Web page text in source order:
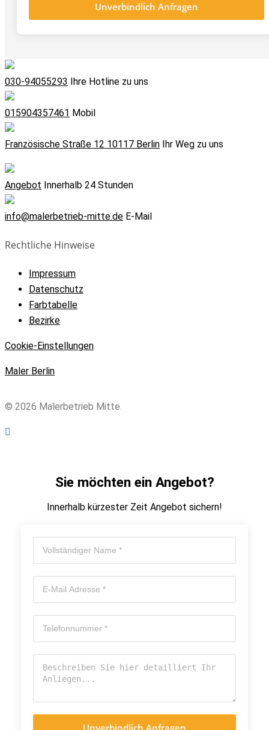
Unverbindlich Anfragen
030-94055293 Ihre Hotline zu uns
015904357461 Mobil
Französische Straße 12 10117 Berlin Ihr Weg zu uns
Angebot Innerhalb 24 Stunden
info@malerbetrieb-mitte.de E-Mail
Rechtliche Hinweise
Impressum
Datenschutz
Farbtabelle
Bezirke
Cookie-Einstellungen
Maler Berlin
© 2026 Malerbetrieb Mitte.
Sie möchten ein Angebot?
Innerhalb kürzester Zeit Angebot sichern!